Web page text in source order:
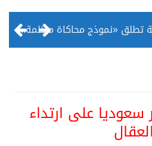
منظمة المرأة العربية تطلق «نموذج محاكاة منظمة المرأة العربية للشباب» بمشاركة 10 دول عربية..غدًا
على ارتداء
العقال